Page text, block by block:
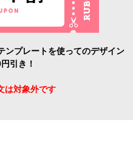
ンプレートを使ってのデザイン
引き！
は対象外です